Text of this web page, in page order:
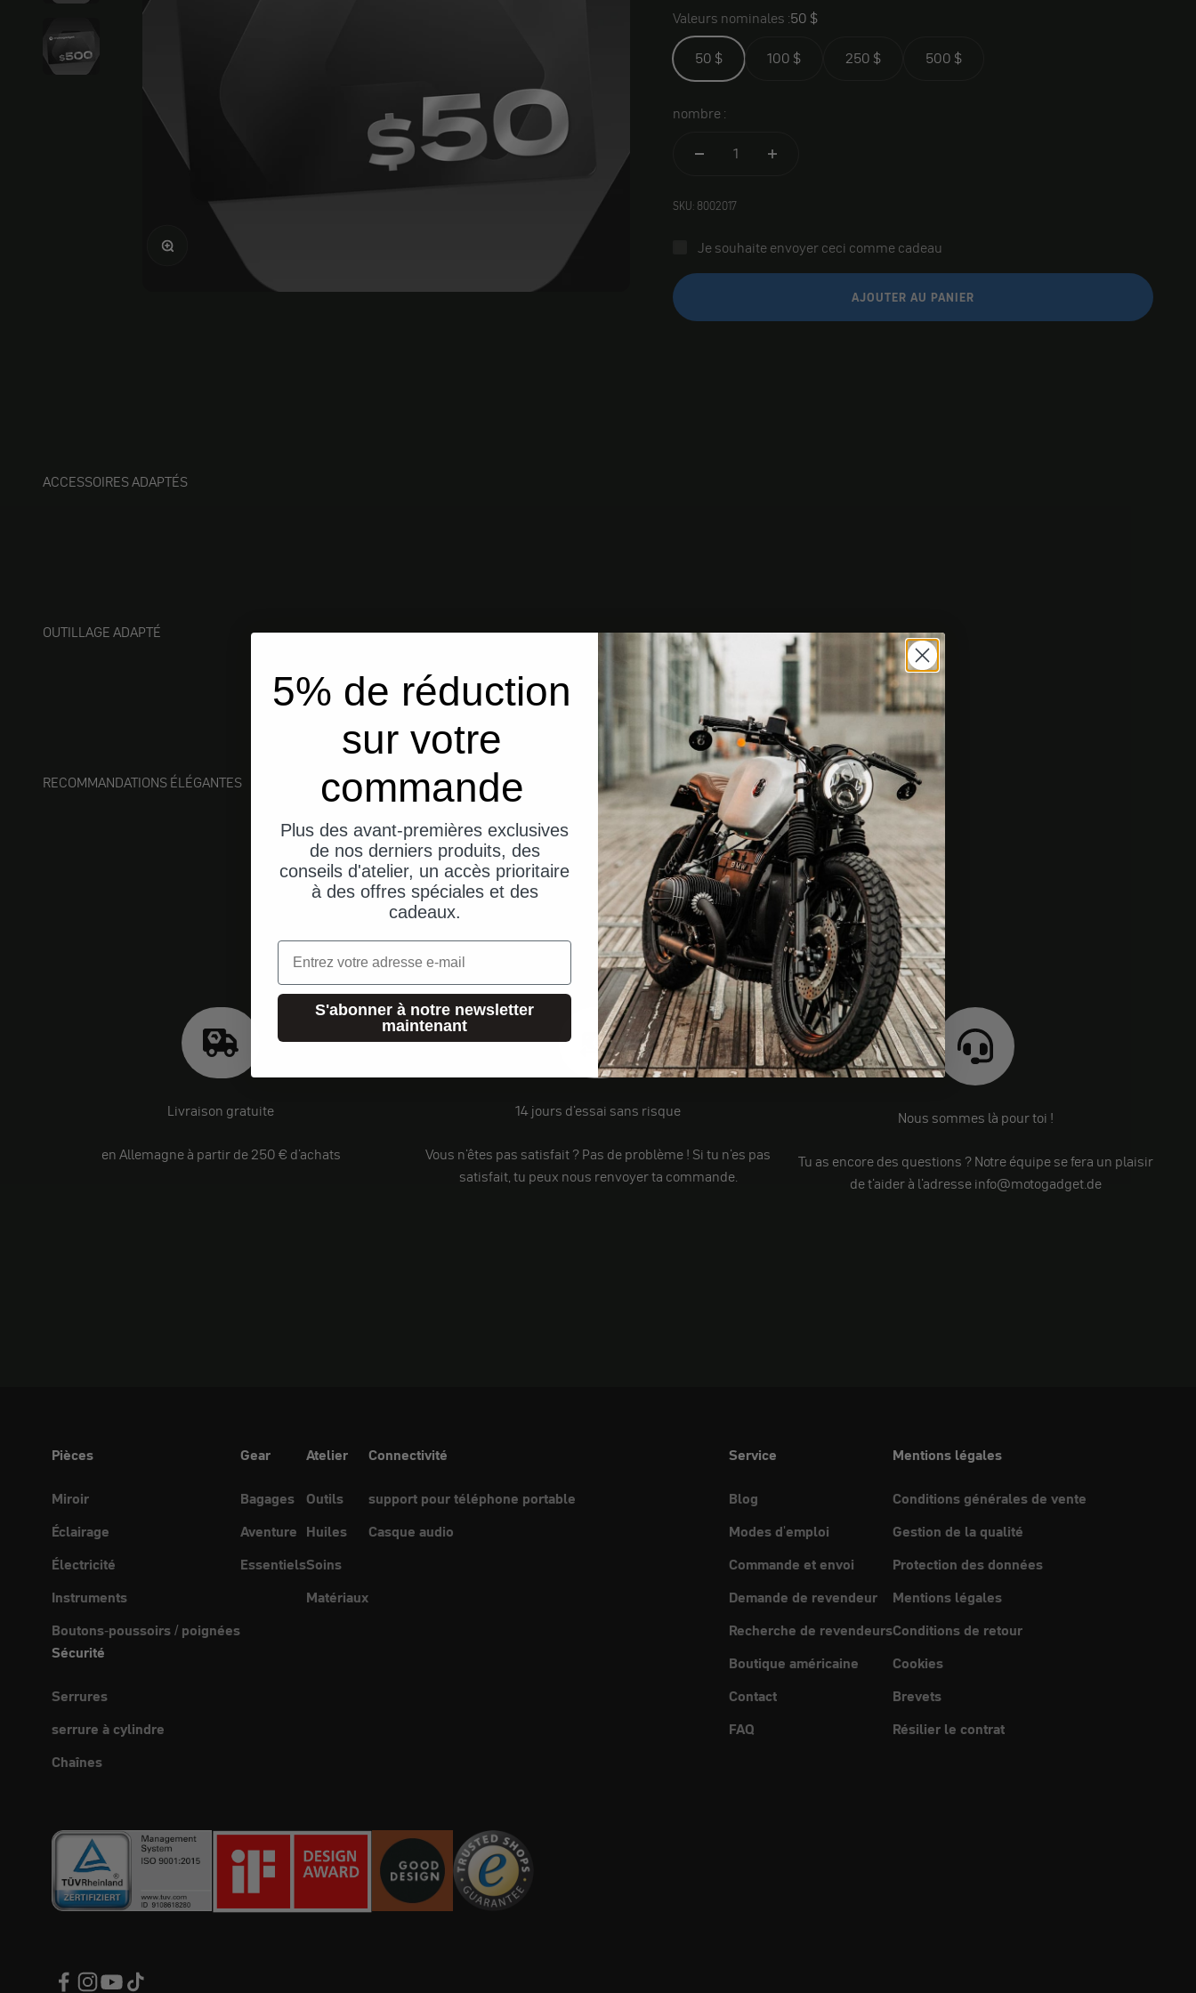
Agrandir l'image
Valeurs nominales :50 $
50 $ 100 $ 250 $ 500 $
nombre :
SKU: 8002017
Je souhaite envoyer ceci comme cadeau
AJOUTER AU PANIER
ACCESSOIRES ADAPTÉS
OUTILLAGE ADAPTÉ
RECOMMANDATIONS ÉLÉGANTES
Livraison gratuite
en Allemagne à partir de 250 € d'achats
14 jours d'essai sans risque
Vous n'êtes pas satisfait ? Pas de problème ! Si tu n'es pas
satisfait, tu peux nous renvoyer ta commande.
Nous sommes là pour toi !
Tu as encore des questions ? Notre équipe se fera un plaisir
de t'aider à l'adresse info@motogadget.de
Pièces
Miroir
Éclairage
Électricité
Instruments
Boutons-poussoirs / poignées
Gear
Bagages
Aventure
Essentiels
Atelier
Outils
Huiles
Soins
Matériaux
Connectivité
support pour téléphone portable
Casque audio
Sécurité
Serrures
serrure à cylindre
Chaînes
Service
Blog
Modes d'emploi
Commande et envoi
Demande de revendeur
Recherche de revendeurs
Boutique américaine
Contact
FAQ
Mentions légales
Conditions générales de vente
Gestion de la qualité
Protection des données
Mentions légales
Conditions de retour
Cookies
Brevets
Résilier le contrat
5% de réduction
sur votre
commande
Plus des avant-premières exclusives
de nos derniers produits, des
conseils d'atelier, un accès prioritaire
à des offres spéciales et des
cadeaux.
Email
S'abonner à notre newsletter
maintenant